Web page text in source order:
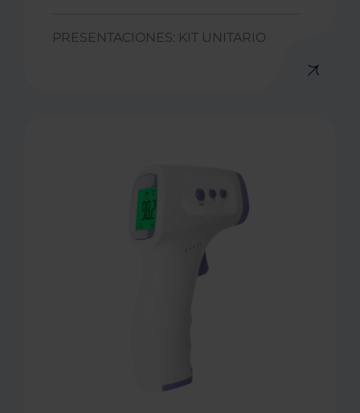
PRESENTACIONES: KIT UNITARIO